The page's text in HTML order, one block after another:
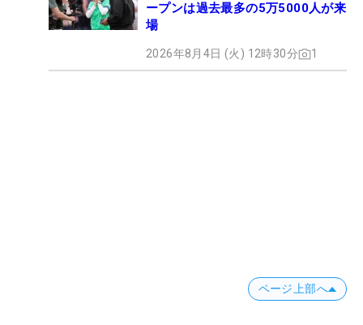
ープンは過去最多の5万5000人が来
場
2026年8月4日 (火) 12時30分 1
ページ上部へ